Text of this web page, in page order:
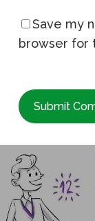
Save my
browser for